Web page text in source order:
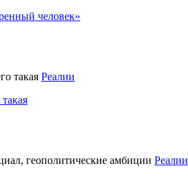
человек»
Реалии
Реалии